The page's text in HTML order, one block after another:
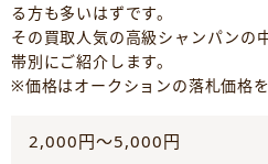
る方も多いはずです。
その買取人気の高級シャンパンの
帯別にご紹介します。
※価格はオークションの落札価格を
2,000円～5,000円